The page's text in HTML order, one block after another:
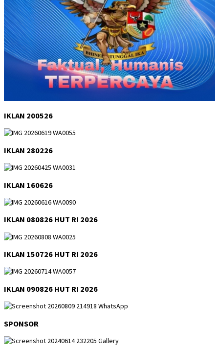
IKLAN 200526
IKLAN 280226
IKLAN 160626
IKLAN 080826 HUT RI 2026
IKLAN 150726 HUT RI 2026
IKLAN 090826 HUT RI 2026
SPONSOR